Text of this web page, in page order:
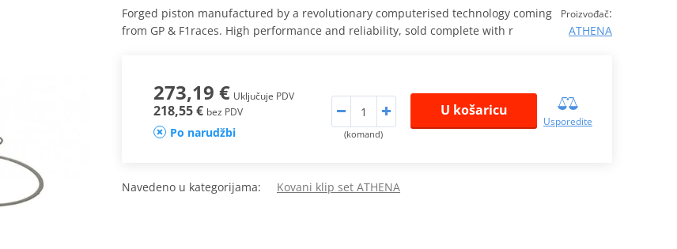
Proizvođač:
ATHENA
Forged piston manufactured by a revolutionary computerised technology coming
from GP & F1races. High performance and reliability, sold complete with r
273,19 € Uključuje PDV
218,55 € bez PDV
Po narudžbi (komand)
U košaricu
Usporedite
Navedeno u kategorijama: Kovani klip set ATHENA